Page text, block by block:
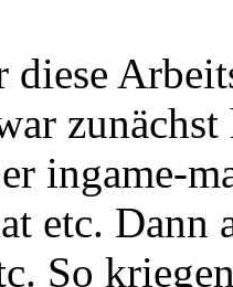
diese
ingame-
etc.
So